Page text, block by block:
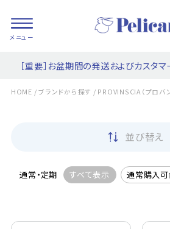
PRODUCTS/ 商品を探す
COLLECTIONS/ ブランド一覧
［重要］お盆期間の発送およびカスタ
HOME / ブランドから探す / PROVINSCIA（プロバ
並び替え
通常・定期 すべて表示 通常購入